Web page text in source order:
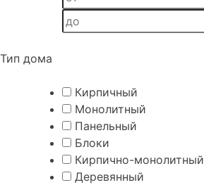
Тип дома
Кирпичный
Монолитный
Панельный
Блоки
Кирпично-монолитный
Деревянный